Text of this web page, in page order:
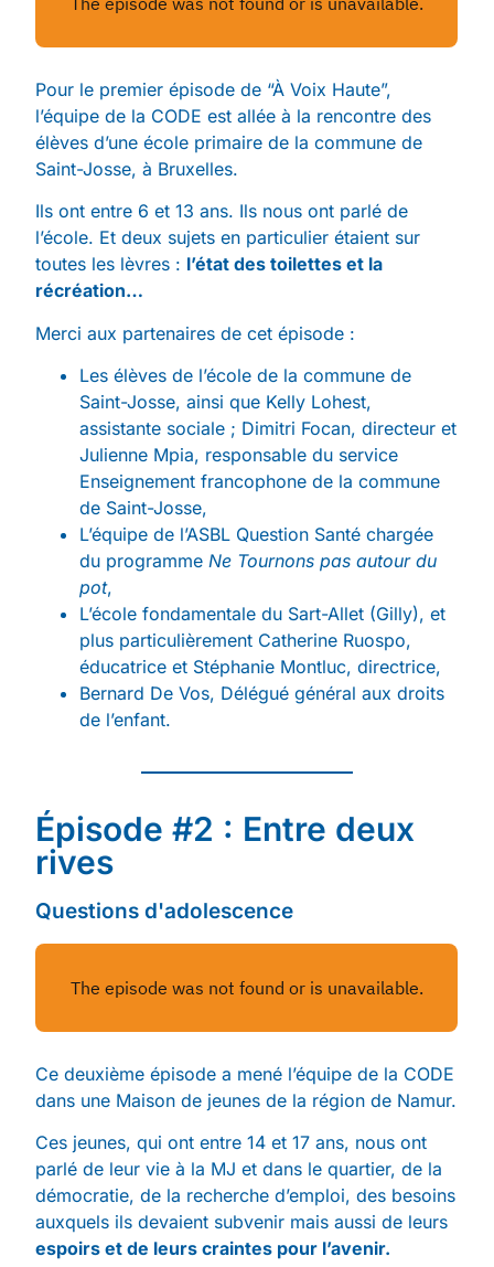
Pour le premier épisode de “À Voix Haute”,
l’équipe de la CODE est allée à la rencontre des
élèves d’une école primaire de la commune de
Saint-Josse, à Bruxelles.
Ils ont entre 6 et 13 ans. Ils nous ont parlé de
l’école. Et deux sujets en particulier étaient sur
toutes les lèvres : l’état des toilettes et la
récréation…
Merci aux partenaires de cet épisode :
Les élèves de l’école de la commune de
Saint-Josse, ainsi que Kelly Lohest,
assistante sociale ; Dimitri Focan, directeur et
Julienne Mpia, responsable du service
Enseignement francophone de la commune
de Saint-Josse,
L’équipe de l’ASBL Question Santé chargée
du programmeNe Tournons pas autour du
pot,
L’école fondamentale du Sart-Allet (Gilly), et
plus particulièrement Catherine Ruospo,
éducatrice et Stéphanie Montluc, directrice,
Bernard De Vos, Délégué général aux droits
de l’enfant.
Épisode #2 : Entre deux
rives
Questions d'adolescence
Ce deuxième épisode a mené l’équipe de la CODE
dans une Maison de jeunes de la région de Namur.
Ces jeunes, qui ont entre 14 et 17 ans, nous ont
parlé de leur vie à la MJ et dans le quartier, de la
démocratie, de la recherche d’emploi, des besoins
auxquels ils devaient subvenir mais aussi de leurs
espoirs et de leurs craintes pour l’avenir.